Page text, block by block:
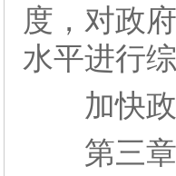
度，对政
水平进行
加快政
第三章